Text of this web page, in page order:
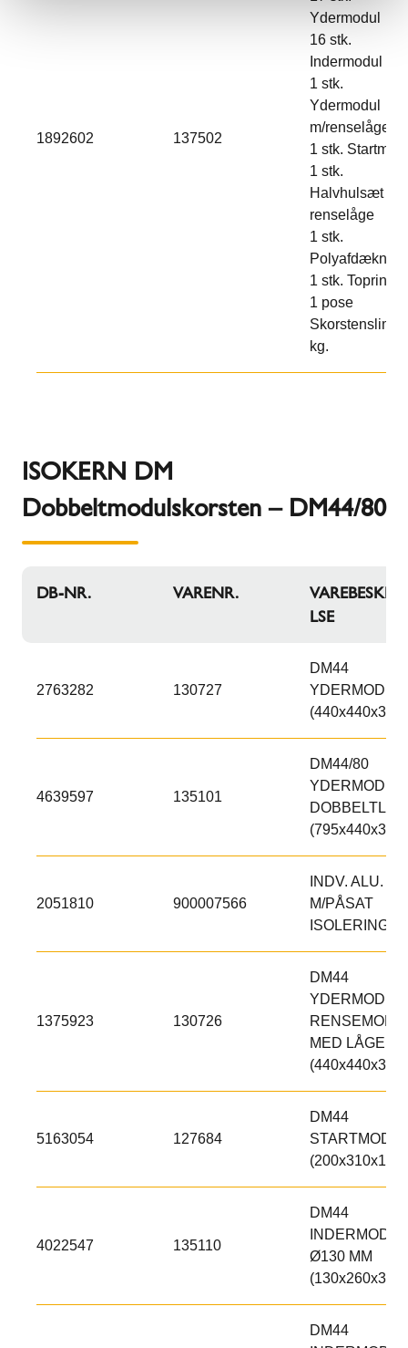
1892602 137502
Ydermodul
16 stk.
Indermodul
1 stk.
Ydermodul
m/renselåge
1 stk.
1 stk.
Halvhulsæt til
renselåge
1 stk.
Polyafdækning
1 stk. Topring
1 pose
Skorstenslim
kg.
ISOKERN DM
Dobbeltmodulskorsten – DM44/80
DB-NR. VARENR.
LSE
2763282 130727
DM44
YDERMODUL
(440x440x300)
4639597 135101
DM44/80
YDERMODUL
(795x440x300)
2051810 900007566
INDV. ALU.
M/PÅSAT
1375923 130726
DM44
YDERMODUL,
MED LÅGE
(440x440x300)
5163054 127684
DM44
(200x310x150)
4022547 135110
DM44
INDERMODUL
Ø130 MM
(130x260x300)
DM44